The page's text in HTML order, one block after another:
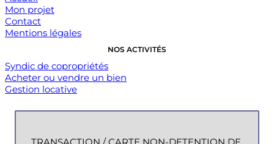
Mon projet
Contact
Mentions légales
NOS ACTIVITÉS
Syndic de copropriétés
Acheter ou vendre un bien
Gestion locative
TRANSACTION / CARTE NON-DETENTION DE